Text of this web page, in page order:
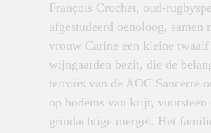
François Crochet, oud-
afgestudeerd oenoloog, samen
vrouw Carine een kleine twaalf
wijngaarden bezit, die de
terroirs van de AOC Sancerre
op bodems van krijt, vuursteen
grindachtige mergel. Het